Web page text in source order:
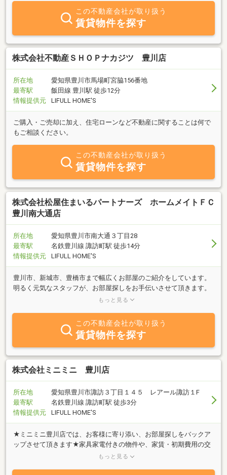
この不動産会社が取り扱う
賃貸物件を探す
株式会社不動産ＳＨＯＰナカジツ 豊川店
所在地
愛知県豊川市馬場町宮脇156番地
最寄駅
飯田線 豊川駅 徒歩12分
情報提供元
LIFULL HOME'S
ご購入・ご売却に加え、住宅ローンなど不動産に関することは何で
もご相談ください。
この不動産会社が取り扱う
賃貸物件を探す
株式会社松屋住まいるパートナーズ ホームメイトＦＣ
豊川南大通店
所在地
愛知県豊川市南大通３丁目28
最寄駅
名鉄豊川線 諏訪町駅 徒歩14分
情報提供元
LIFULL HOME'S
豊川市、新城市、豊橋市まで幅広くお部屋のご紹介をしています。
明るく元気なスタッフが、お部屋探しをお手伝いさせて頂きます。
お部屋探しからご契約手続きまでオンライン対応も可能。LINEも可
もっと見る
この不動産会社が取り扱う
賃貸物件を探す
株式会社ミニミニ 豊川店
所在地
愛知県豊川市諏訪３丁目１４５ レアール諏訪１F
最寄駅
名鉄豊川線 諏訪町駅 徒歩3分
情報提供元
LIFULL HOME'S
★ミニミニ豊川店では、お客様に寄り添い、お部屋探しをバックア
ップさせて頂きます★家具家電付きの物件や、家賃・初期費用の交
渉が出来る物件、新築、ペット可物件など豊富に取り揃えておりま
もっと見る